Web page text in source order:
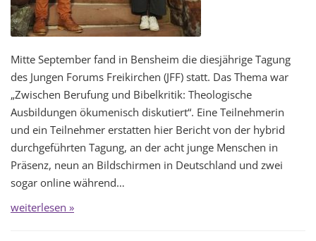
Mitte September fand in Bensheim die diesjährige Tagung
des Jungen Forums Freikirchen (JFF) statt. Das Thema war
„Zwischen Berufung und Bibelkritik: Theologische
Ausbildungen ökumenisch diskutiert“. Eine Teilnehmerin
und ein Teilnehmer erstatten hier Bericht von der hybrid
durchgeführten Tagung, an der acht junge Menschen in
Präsenz, neun an Bildschirmen in Deutschland und zwei
sogar online während…
weiterlesen »